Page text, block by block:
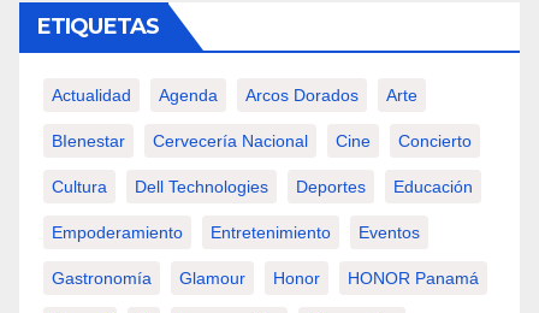
ETIQUETAS
Actualidad Agenda Arcos Dorados Arte
BIenestar Cervecería Nacional Cine Concierto
Cultura Dell Technologies Deportes Educación
Empoderamiento Entretenimiento Eventos
Gastronomía Glamour Honor HONOR Panamá